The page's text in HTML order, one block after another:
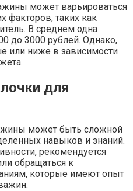
может варьироваться
факторов, таких как
В среднем одна
до 3000 рублей. Однако,
или ниже в зависимости
для
может быть сложной
навыков и знаний.
рекомендуется
обращаться к
которые имеют опыт